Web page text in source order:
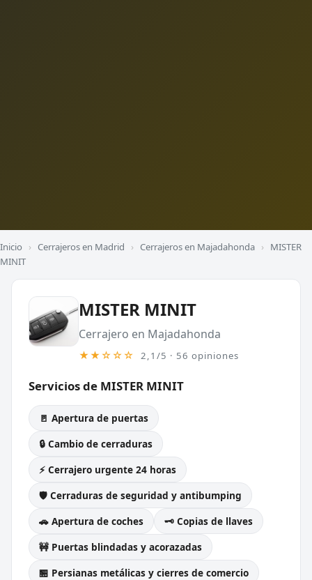
Inicio › Cerrajeros en Madrid › Cerrajeros en Majadahonda › MISTER
MINIT
MISTER MINIT
Cerrajero en Majadahonda
★★☆☆☆ 2,1/5 · 56 opiniones
Servicios de MISTER MINIT
🚪 Apertura de puertas
🔒 Cambio de cerraduras
⚡ Cerrajero urgente 24 horas
🛡️ Cerraduras de seguridad y antibumping
🚗 Apertura de coches
🗝️ Copias de llaves
🚧 Puertas blindadas y acorazadas
🏪 Persianas metálicas y cierres de comercio